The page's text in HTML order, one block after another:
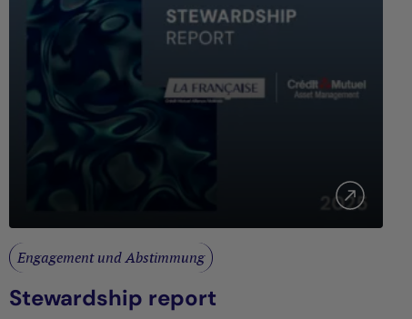
Engagement und Abstimmung
Stewardship report